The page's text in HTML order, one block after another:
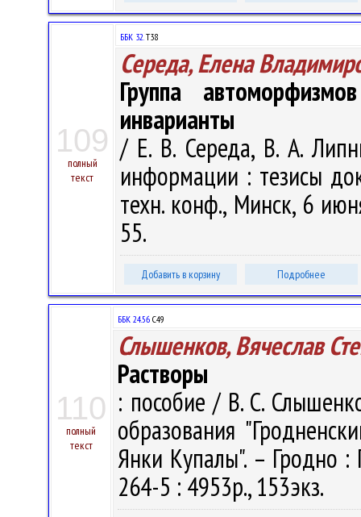
109
полный
текст
ББК 32.Т38
Середа, Елена
Группа
инварианты
/ Е. В. Середа, В. А.
информации : тезисы
техн. конф., Минск, 6
55.
Добавить в корзину Подробнее
110
полный
текст
ББК 24.56 С49
Слышенков, Вячеслав
Растворы
: пособие / В. С.
образования
Янки Купалы". – Гродно
264-5 : 4953р., 153экз.